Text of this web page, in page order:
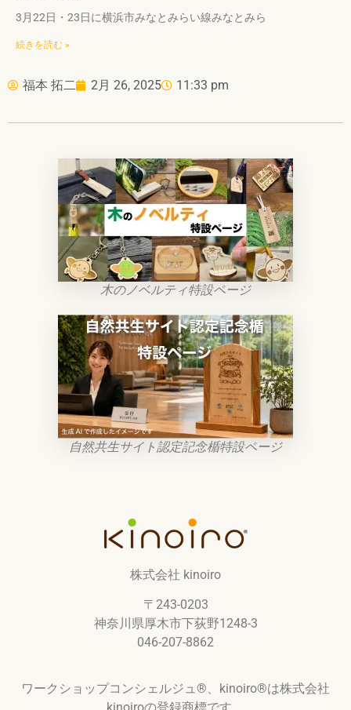
3月22日・23日に横浜市みなとみらい線みなとみら
続きを読む »
福本 拓二 2月 26, 2025 11:33 pm
木のノベルティ特設ページ
自然共生サイト認定記念楯特設ページ
株式会社 kinoiro
〒243-0203
神奈川県厚木市下荻野1248-3
046-207-8862
ワークショップコンシェルジュ®︎、kinoiro®︎は株式会社
kinoiroの登録商標です。